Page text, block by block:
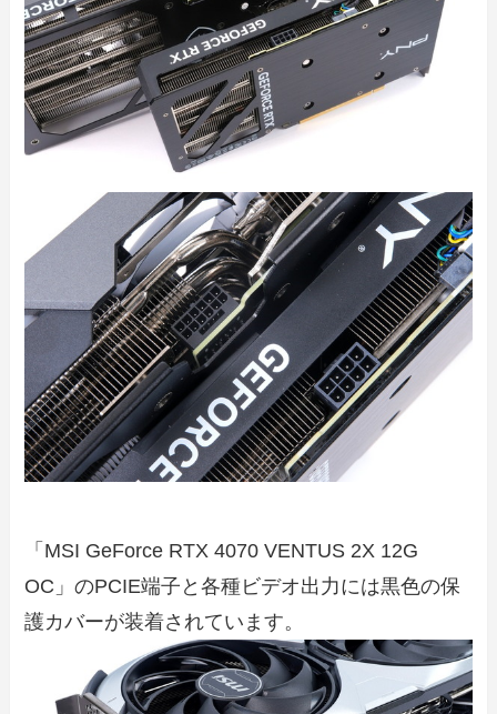
「MSI GeForce RTX 4070 VENTUS 2X 12G
OC」のPCIE端子と各種ビデオ出力には黒色の保
護カバーが装着されています。